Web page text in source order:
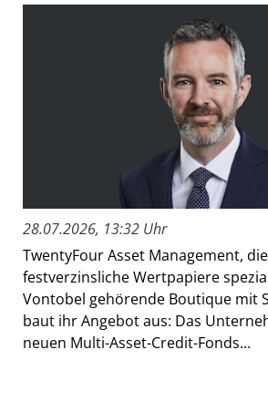
28.07.2026, 13:32 Uhr
TwentyFour Asset Management,
festverzinsliche Wertpapiere
Vontobel gehörende Boutique mit
baut ihr Angebot aus: Das
neuen Multi-Asset-Credit-Fonds...